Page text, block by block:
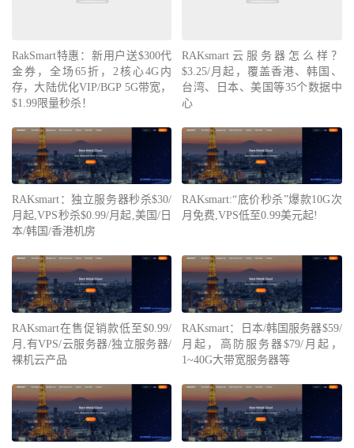
RakSmart特惠：新用户送$300代
金券，全场65折，2核心4G内
存，大陆优化VIP/BGP 5G带宽，
$1.99限量秒杀！
RAKsmart云服务器怎么样？
$3.25/月起，覆盖香港、韩国、
台湾、日本、美国等35个数据中
心
RAKsmart：独立服务器秒杀$30/
月起,VPS秒杀$0.99/月起,美国/日
本/韩国/香港机房
RAKsmart:“底价秒杀”爆款10G次
月免费,VPS低至0.99美元起!
RAKsmart在售促销款低至$0.99/
月,有VPS/云服务器/独立服务器/
裸机云产品
RAKsmart：日本/韩国服务器$59/
月起，高防服务器$79/月起，
1~40G大带宽服务器等